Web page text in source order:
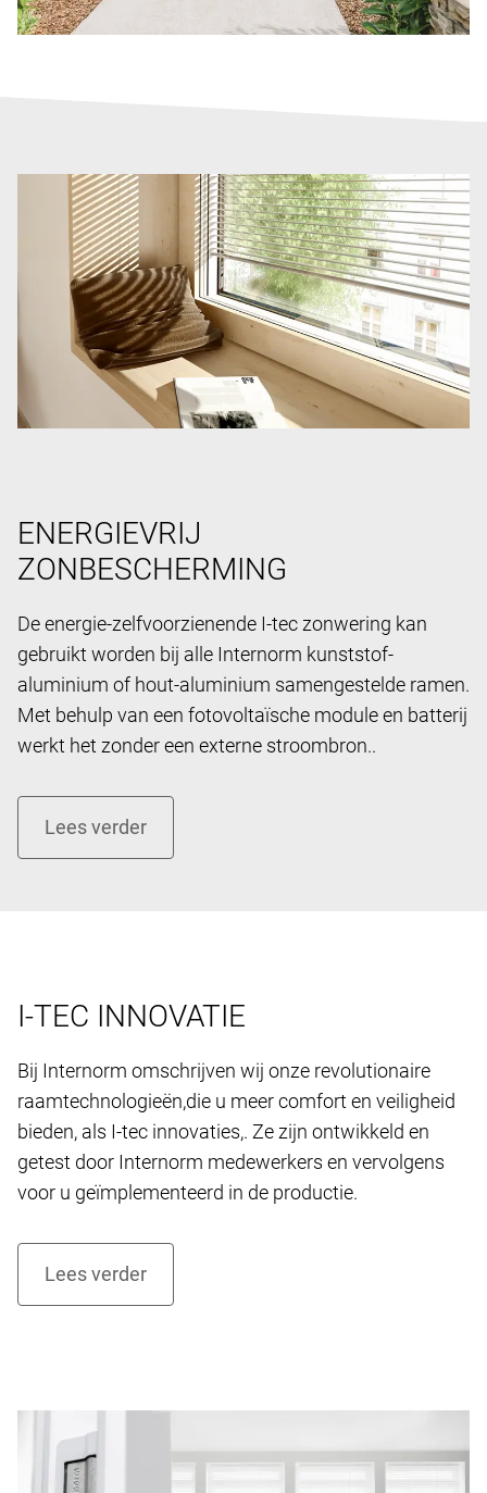
ENERGIEVRIJ
ZONBESCHERMING
De energie-zelfvoorzienende I-tec zonwering kan
gebruikt worden bij alle Internorm kunststof-
aluminium of hout-aluminium samengestelde ramen.
Met behulp van een fotovoltaïsche module en batterij
werkt het zonder een externe stroombron..
I-TEC INNOVATIE
Bij Internorm omschrijven wij onze revolutionaire
raamtechnologieën,die u meer comfort en veiligheid
bieden, als I-tec innovaties,. Ze zijn ontwikkeld en
getest door Internorm medewerkers en vervolgens
voor u geïmplementeerd in de productie.